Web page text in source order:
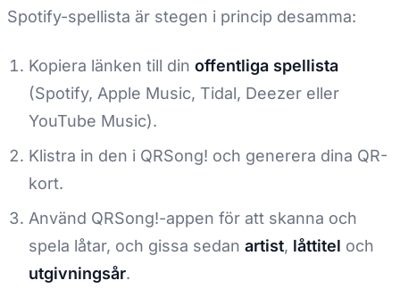
Spotify-spellista är stegen i princip desamma:
Kopiera länken till din offentliga spellista
(Spotify, Apple Music, Tidal, Deezer eller
YouTube Music).
Klistra in den i QRSong! och generera dina QR-
kort.
Använd QRSong!-appen för att skanna och
spela låtar, och gissa sedan artist, låttitel och
utgivningsår.